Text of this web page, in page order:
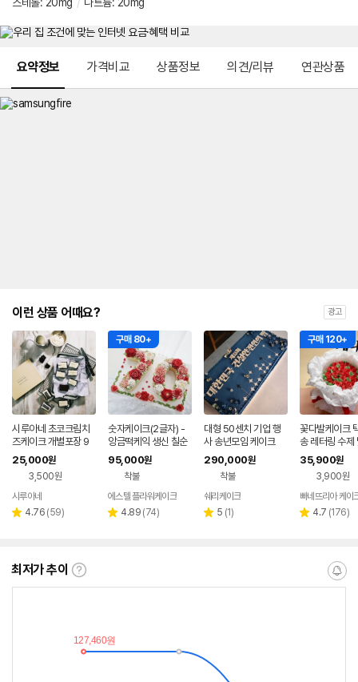
요약정보 가격비교 상품정보 의견/리뷰 연관상품
이런 상품 어때요? 광고
시루아네 초코크림치
즈케이크 개별포장 9
개
25,000원
3,500원
페이
시루아네
별 4.76 리
(59)
구매 80+
숫자케이크(2글자) -
앙금떡케익 생신 칠순
환갑 팔순 꽃케익 부모
님선물 수제맞춤 주문
95,000원
착불
에스텔 플라워케이크
별 4.89 리
(74)
대형 50센치 기업 행
사 송년모임 케이크
290,000원
착불
쉐리케이크
별 5 리
(1)
구매 120+
꽃다발케이크
송 레터링 수제
문제작 케익 크
화이트시트 미
35,900원
3,900원
빠네뜨리아 케이
별 4.7 리
(176)
최저가 추이
최
이
란?
알